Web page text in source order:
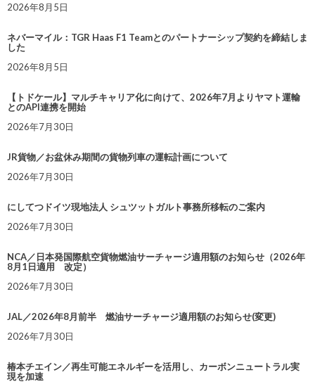
2026年8月5日
ネバーマイル：TGR Haas F1 Teamとのパートナーシップ契約を締結しま
した
2026年8月5日
【トドケール】マルチキャリア化に向けて、2026年7月よりヤマト運輸
とのAPI連携を開始
2026年7月30日
JR貨物／お盆休み期間の貨物列車の運転計画について
2026年7月30日
にしてつドイツ現地法人 シュツットガルト事務所移転のご案内
2026年7月30日
NCA／日本発国際航空貨物燃油サーチャージ適用額のお知らせ（2026年
8月1日適用 改定）
2026年7月30日
JAL／2026年8月前半 燃油サーチャージ適用額のお知らせ(変更)
2026年7月30日
椿本チエイン／再生可能エネルギーを活用し、カーボンニュートラル実
現を加速